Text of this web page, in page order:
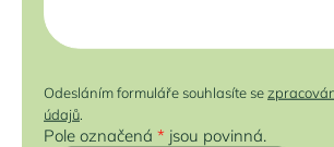
Odesláním formuláře souhlasíte se
údajů
Pole označená * jsou povinná.